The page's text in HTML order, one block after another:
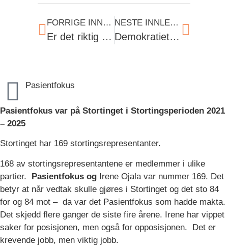
FORRIGE INNLEGG
Er det riktig med Nasjonalt skjenkestopp for restauranter?
NESTE INNLEGG
Demokratiet i helseforetakenes lomme
Pasientfokus
Pasientfokus var på Stortinget i Stortingsperioden 2021
– 2025
Stortinget har 169 stortingsrepresentanter.
168 av stortingsrepresentantene er medlemmer i ulike
partier. Pasientfokus og Irene Ojala var nummer 169. Det
betyr at når vedtak skulle gjøres i Stortinget og det sto 84
for og 84 mot – da var det Pasientfokus som hadde makta.
Det skjedd flere ganger de siste fire årene. Irene har vippet
saker for posisjonen, men også for opposisjonen. Det er
krevende jobb, men viktig jobb.